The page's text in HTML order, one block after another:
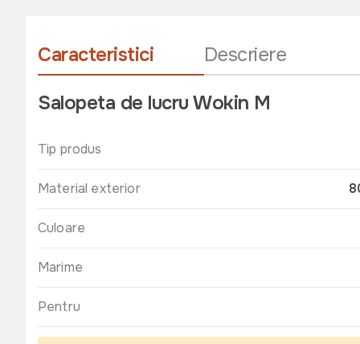
Caracteristici Descriere
Salopeta de lucru Wokin M
Tip produs
Material exterior
Culoare
Marime
Pentru